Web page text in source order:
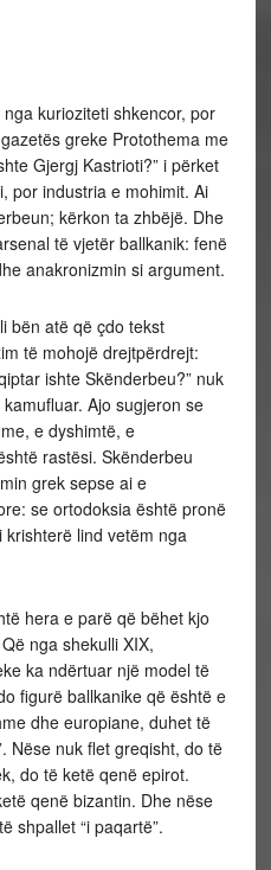
kurioziteti shkencor, por
greke Protothema me
Gjergj Kastrioti?” i përket
por industria e mohimit. Ai
kërkon ta zhbëjë. Dhe
të vjetër ballkanik: fenë
anakronizmin si argument.
bën atë që çdo tekst
të mohojë drejtpërdrejt:
ishte Skënderbeu?” nuk
Ajo sugjeron se
e dyshimtë, e
rastësi. Skënderbeu
grek sepse ai e
se ortodoksia është pronë
lind vetëm nga
hera e parë që bëhet kjo
nga shekulli XIX,
ka ndërtuar një model të
figurë ballkanike që është e
dhe europiane, duhet të
Nëse nuk flet greqisht, do të
do të ketë qenë epirot.
qenë bizantin. Dhe nëse
shpallet “i paqartë”.